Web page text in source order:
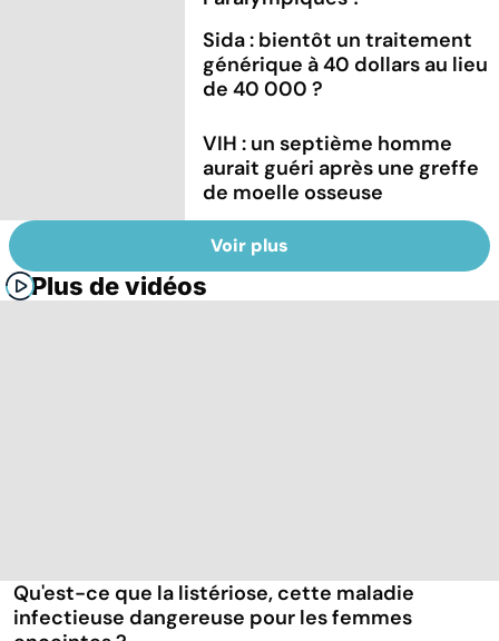
Sida : bientôt un traitement
générique à 40 dollars au lieu
de 40 000 ?
VIH : un septième homme
aurait guéri après une greffe
de moelle osseuse
Voir plus
Plus de vidéos
Qu'est-ce que la listériose, cette maladie
infectieuse dangereuse pour les femmes